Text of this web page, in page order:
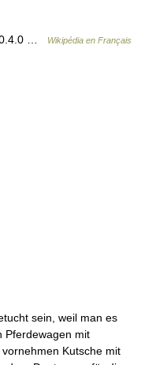
0.4.0 … Wikipédia en Français
sein, weil man es
Pferdewagen mit
Kutsche mit